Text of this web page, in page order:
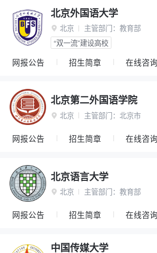
北京外国语大学
 北京 主管部门： 教育部
“双一流”建设高校
网报公告 招生简章 在线咨询
北京第二外国语学院
 北京 主管部门： 北京市
网报公告 招生简章 在线咨询
北京语言大学
 北京 主管部门： 教育部
网报公告 招生简章 在线咨询
中国传媒大学